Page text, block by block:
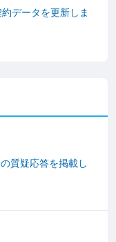
データを更新しま
質疑応答を掲載し